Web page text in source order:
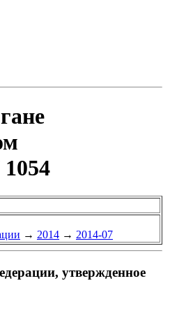
→ 2014 → 2014-07
утвержденное